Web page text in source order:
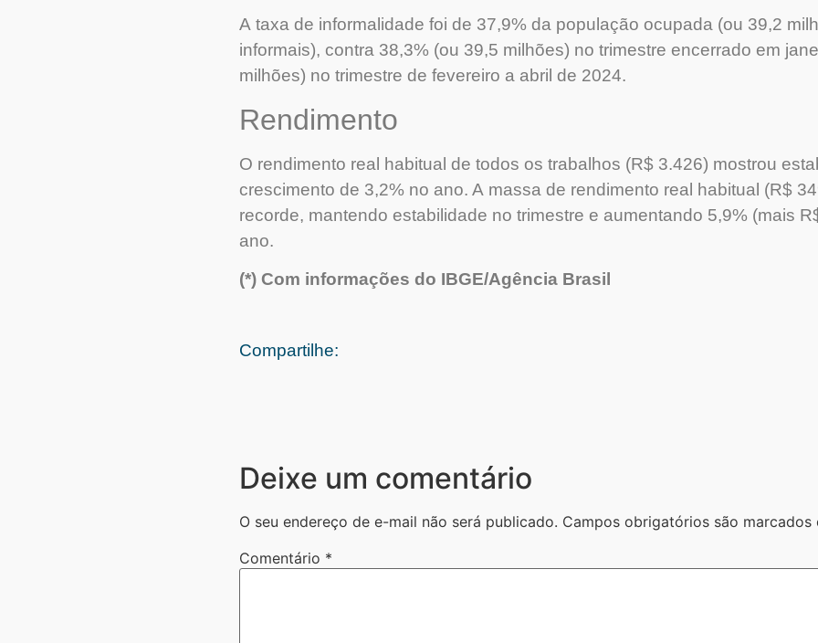
A taxa de informalidade foi de 37,9% da população ocupada (ou 39,2
informais), contra 38,3% (ou 39,5 milhões) no trimestre encerrado em
milhões) no trimestre de fevereiro a abril de 2024.
Rendimento
O rendimento real habitual de todos os trabalhos (R$ 3.426) mostrou
crescimento de 3,2% no ano. A massa de rendimento real habitual (R$
recorde, mantendo estabilidade no trimestre e aumentando 5,9% (mais
ano.
(*) Com informações do IBGE/Agência Brasil
Compartilhe:
Deixe um comentário
O seu endereço de e-mail não será publicado. Campos obrigatórios são marcados
Comentário *